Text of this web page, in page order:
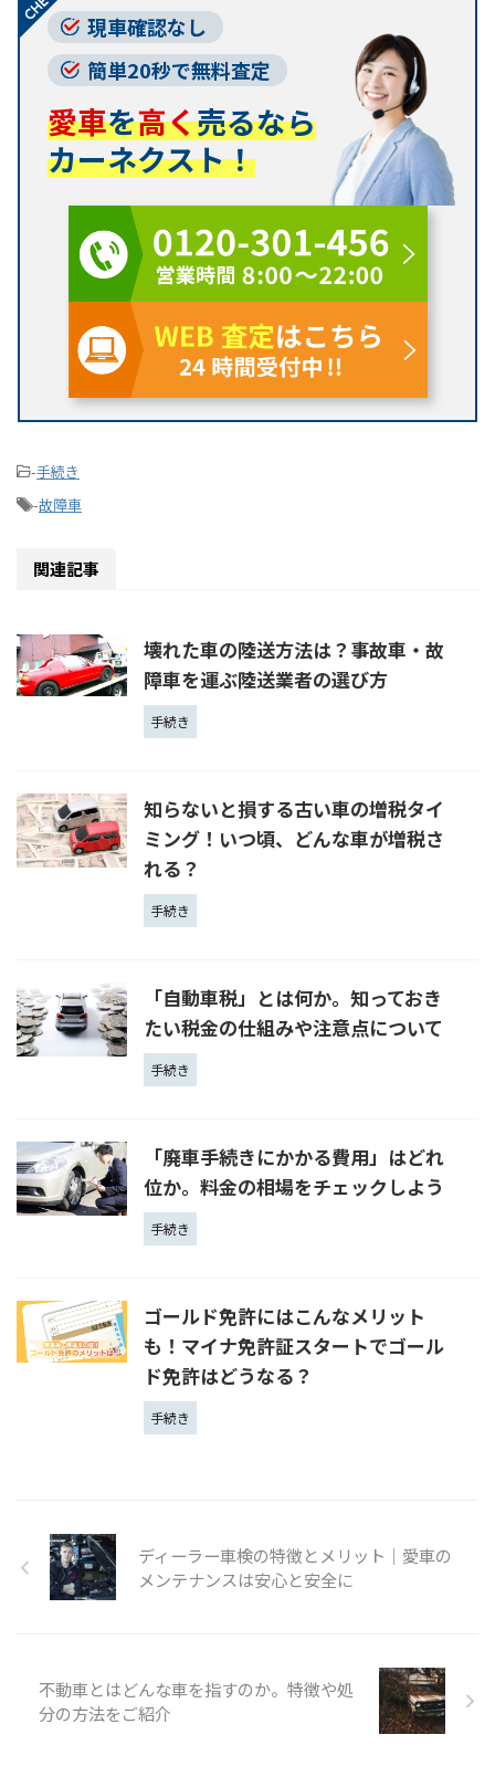
現車確認なし
簡単20秒で無料査定
愛車を高く売るなら
カーネクスト！
-手続き
-故障車
関連記事
壊れた車の陸送方法は？事故車・故
障車を運ぶ陸送業者の選び方
手続き
知らないと損する古い車の増税タイ
ミング！いつ頃、どんな車が増税さ
れる？
手続き
「自動車税」とは何か。知っておき
たい税金の仕組みや注意点について
手続き
「廃車手続きにかかる費用」はどれ
位か。料金の相場をチェックしよう
手続き
ゴールド免許にはこんなメリット
も！マイナ免許証スタートでゴール
ド免許はどうなる？
手続き
ディーラー車検の特徴とメリット｜愛車の
メンテナンスは安心と安全に
不動車とはどんな車を指すのか。特徴や処
分の方法をご紹介